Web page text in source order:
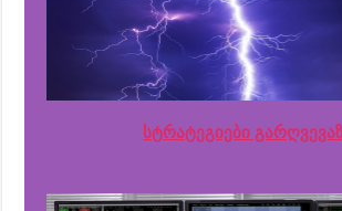
სტრატეგიები